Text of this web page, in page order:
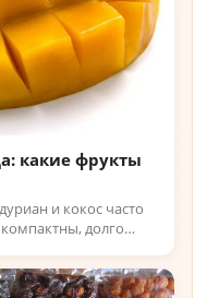
какие фрукты
и кокос часто
долго